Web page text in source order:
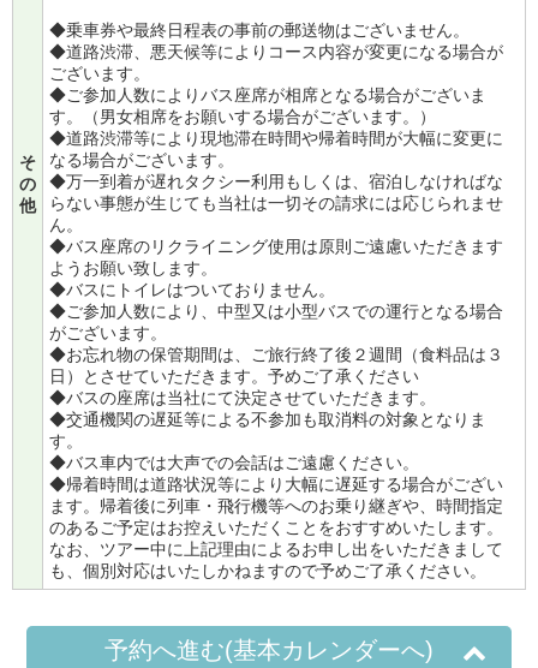
そ
の
他
◆乗車券や最終日程表の事前の郵送物はございません。
◆道路渋滞、悪天候等によりコース内容が変更になる場合が
ございます。
◆ご参加人数によりバス座席が相席となる場合がございま
す。（男女相席をお願いする場合がございます。）
◆道路渋滞等により現地滞在時間や帰着時間が大幅に変更に
なる場合がございます。
◆万一到着が遅れタクシー利用もしくは、宿泊しなければな
らない事態が生じても当社は一切その請求には応じられませ
ん。
◆バス座席のリクライニング使用は原則ご遠慮いただきます
ようお願い致します。
◆バスにトイレはついておりません。
◆ご参加人数により、中型又は小型バスでの運行となる場合
がございます。
◆お忘れ物の保管期間は、ご旅行終了後２週間（食料品は３
日）とさせていただきます。予めご了承ください
◆バスの座席は当社にて決定させていただきます。
◆交通機関の遅延等による不参加も取消料の対象となりま
す。
◆バス車内では大声での会話はご遠慮ください。
◆帰着時間は道路状況等により大幅に遅延する場合がござい
ます。帰着後に列車・飛行機等へのお乗り継ぎや、時間指定
のあるご予定はお控えいただくことをおすすめいたします。
なお、ツアー中に上記理由によるお申し出をいただきまして
も、個別対応はいたしかねますので予めご了承ください。
予約へ進む(基本カレンダーへ)